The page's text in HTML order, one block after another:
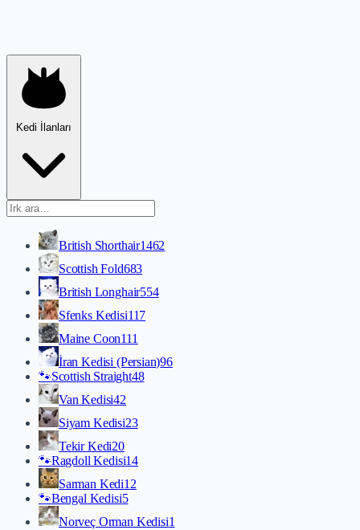
Kedi İlanları
British Shorthair1462
Scottish Fold683
British Longhair554
Sfenks Kedisi117
Maine Coon111
İran Kedisi (Persian)96
🐾Scottish Straight48
Van Kedisi42
Siyam Kedisi23
Tekir Kedi20
🐾Ragdoll Kedisi14
Sarman Kedi12
🐾Bengal Kedisi5
Norveç Orman Kedisi1